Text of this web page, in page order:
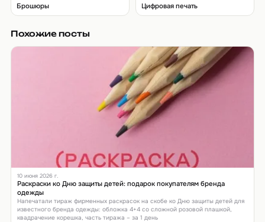
Брошюры Цифровая печать
Похожие посты
10 июня 2026 г.
Раскраски ко Дню защиты детей: подарок покупателям бренда
одежды
Напечатали тираж фирменных раскрасок на скобе ко Дню защиты детей для
известного бренда одежды: обложка 4+4 со сложной розовой плашкой,
квадрачение корешка, часть тиража – за 1 день